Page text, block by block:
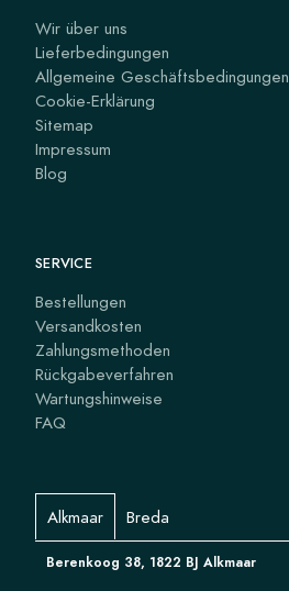
Wir über uns
Lieferbedingungen
Allgemeine Geschäftsbedingungen
Cookie-Erklärung
Sitemap
Impressum
Blog
SERVICE
Bestellungen
Versandkosten
Zahlungsmethoden
Rückgabeverfahren
Wartungshinweise
FAQ
Alkmaar Breda
Berenkoog 38, 1822 BJ Alkmaar